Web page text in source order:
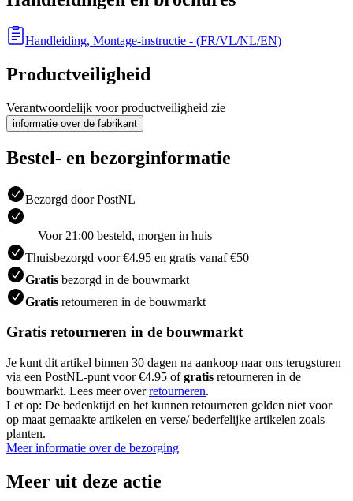
Handleiding, Montage-instructie - (FR/VL/NL/EN)
Productveiligheid
Verantwoordelijk voor productveiligheid zie
informatie over de fabrikant
Bestel- en bezorginformatie
Bezorgd door PostNL
Voor 21:00 besteld, morgen in huis
Thuisbezorgd voor €4.95 en gratis vanaf €50
Gratis bezorgd in de bouwmarkt
Gratis retourneren in de bouwmarkt
Gratis retourneren in de bouwmarkt
Je kunt dit artikel binnen 30 dagen na aankoop naar ons terugsturen
via een PostNL-punt voor €4.95 ofgratis retourneren in de
bouwmarkt. Lees meer overretourneren.
Let op: De bedenktijd en het kunnen retourneren gelden niet voor
op maat gemaakte artikelen en verse/ bederfelijke artikelen zoals
planten.
Meer informatie over de bezorging
Meer uit deze actie